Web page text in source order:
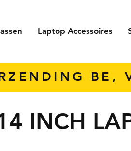
Laptop Accessoires
INCH
BE,